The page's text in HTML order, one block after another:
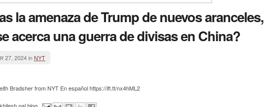
la amenaza de Trump de nuevos aranceles,
acerca una guerra de divisas en China?
27, 2024 inNYT
Bradsher from NYT En español https://ift.tt/nx4hML2